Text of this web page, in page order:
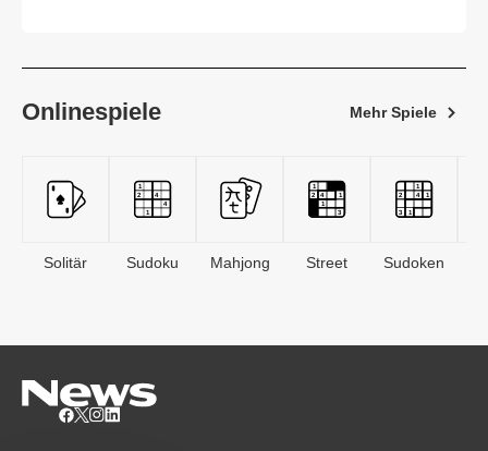
Onlinespiele Mehr Spiele
Solitär Sudoku Mahjong Street Sudoken